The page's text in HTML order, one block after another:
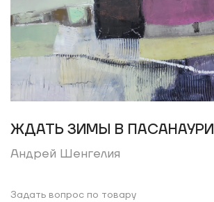
ЖДАТЬ ЗИМЫ В ПАСАНАУРИ
Андрей Шенгелия
Задать вопрос по товару